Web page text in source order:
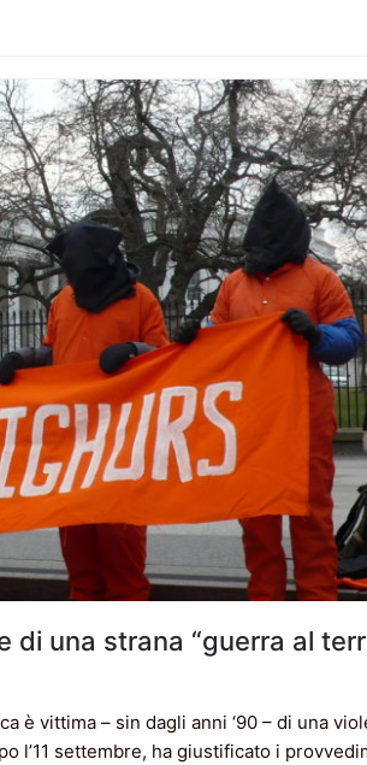
di una strana “guerra al
è vittima – sin dagli anni ‘90 – di una
l’11 settembre, ha giustificato i